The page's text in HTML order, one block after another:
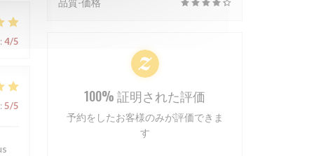
:4/5
: 5/5
100% 証明された評価
予約をしたお客様のみが評価できま
す